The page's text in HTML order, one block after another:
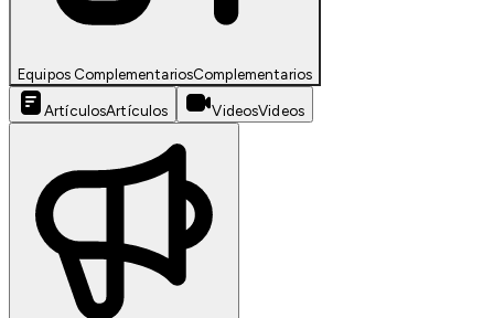
Equipos ComplementariosComplementarios
ArtículosArtículos VideosVideos